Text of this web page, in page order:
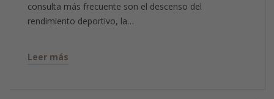
consulta más frecuente son el descenso del
rendimiento deportivo, la…
Leer más